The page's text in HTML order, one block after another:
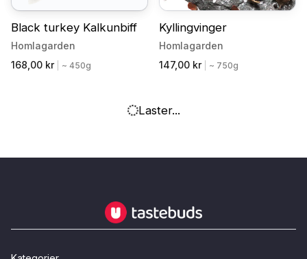
Black turkey Kalkunbiff
Homlagarden
168,00 kr
~ 450g
Kyllingvinger
Homlagarden
147,00 kr
~ 750g
Laster...
Tastebuds - Lokalmat rett hjem